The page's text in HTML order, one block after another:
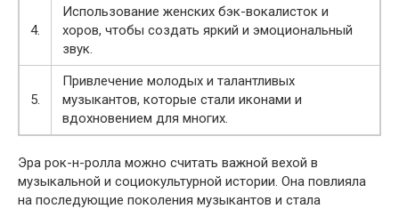
4.
Использование женских бэк-вокалисток и
хоров, чтобы создать яркий и эмоциональный
звук.
5.
Привлечение молодых и талантливых
музыкантов, которые стали иконами и
вдохновением для многих.
Эра рок-н-ролла можно считать важной вехой в
музыкальной и социокультурной истории. Она повлияла
на последующие поколения музыкантов и стала